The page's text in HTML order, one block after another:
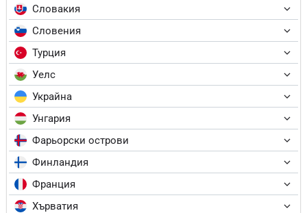
Словакия
Словения
Турция
Уелс
Украйна
Унгария
Фарьорски острови
Финландия
Франция
Хърватия